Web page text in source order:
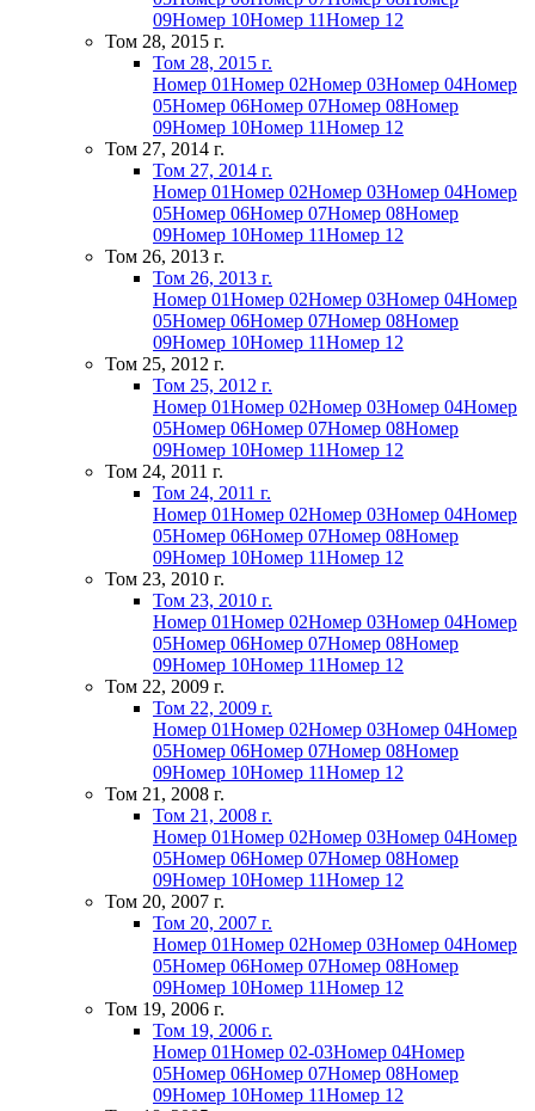
09Номер 10Номер 11Номер 12
Том 28, 2015 г.
Том 28, 2015 г.
Номер 01Номер 02Номер 03Номер 04Номер
05Номер 06Номер 07Номер 08Номер
09Номер 10Номер 11Номер 12
Том 27, 2014 г.
Том 27, 2014 г.
Номер 01Номер 02Номер 03Номер 04Номер
05Номер 06Номер 07Номер 08Номер
09Номер 10Номер 11Номер 12
Том 26, 2013 г.
Том 26, 2013 г.
Номер 01Номер 02Номер 03Номер 04Номер
05Номер 06Номер 07Номер 08Номер
09Номер 10Номер 11Номер 12
Том 25, 2012 г.
Том 25, 2012 г.
Номер 01Номер 02Номер 03Номер 04Номер
05Номер 06Номер 07Номер 08Номер
09Номер 10Номер 11Номер 12
Том 24, 2011 г.
Том 24, 2011 г.
Номер 01Номер 02Номер 03Номер 04Номер
05Номер 06Номер 07Номер 08Номер
09Номер 10Номер 11Номер 12
Том 23, 2010 г.
Том 23, 2010 г.
Номер 01Номер 02Номер 03Номер 04Номер
05Номер 06Номер 07Номер 08Номер
09Номер 10Номер 11Номер 12
Том 22, 2009 г.
Том 22, 2009 г.
Номер 01Номер 02Номер 03Номер 04Номер
05Номер 06Номер 07Номер 08Номер
09Номер 10Номер 11Номер 12
Том 21, 2008 г.
Том 21, 2008 г.
Номер 01Номер 02Номер 03Номер 04Номер
05Номер 06Номер 07Номер 08Номер
09Номер 10Номер 11Номер 12
Том 20, 2007 г.
Том 20, 2007 г.
Номер 01Номер 02Номер 03Номер 04Номер
05Номер 06Номер 07Номер 08Номер
09Номер 10Номер 11Номер 12
Том 19, 2006 г.
Том 19, 2006 г.
Номер 01Номер 02-03Номер 04Номер
05Номер 06Номер 07Номер 08Номер
09Номер 10Номер 11Номер 12